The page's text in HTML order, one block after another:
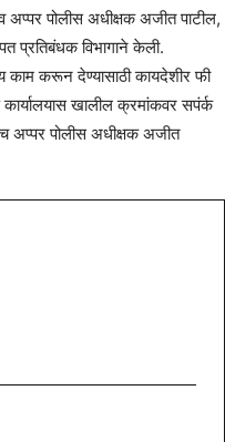
अप्पर पोलीस अधीक्षक अजीत पाटील,
प्रतिबंधक विभागाने केली.
काम करून देण्यासाठी कायदेशीर फी
खालील क्रमांकवर सपंर्क
अप्पर पोलीस अधीक्षक अजीत